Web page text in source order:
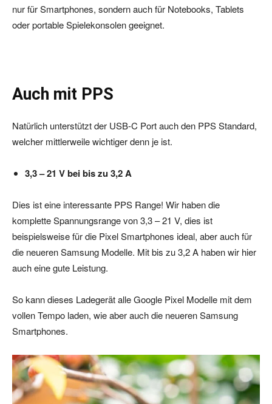
nur für Smartphones, sondern auch für Notebooks, Tablets
oder portable Spielekonsolen geeignet.
Auch mit PPS
Natürlich unterstützt der USB-C Port auch den PPS Standard,
welcher mittlerweile wichtiger denn je ist.
3,3 – 21 V bei bis zu 3,2 A
Dies ist eine interessante PPS Range! Wir haben die
komplette Spannungsrange von 3,3 – 21 V, dies ist
beispielsweise für die Pixel Smartphones ideal, aber auch für
die neueren Samsung Modelle. Mit bis zu 3,2 A haben wir hier
auch eine gute Leistung.
So kann dieses Ladegerät alle Google Pixel Modelle mit dem
vollen Tempo laden, wie aber auch die neueren Samsung
Smartphones.